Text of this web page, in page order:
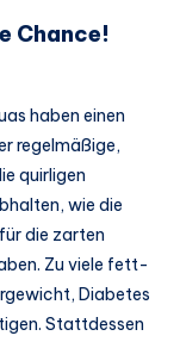
Chance!
haben einen
regelmäßige,
quirligen
wie die
die zarten
Zu viele fett-
Diabetes
Stattdessen